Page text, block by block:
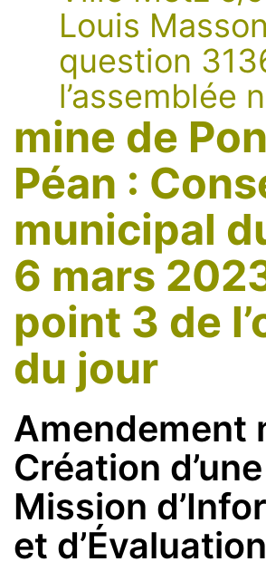
Louis
question
l’assemblée
mine de
Péan :
municipal
6 mars
point 3 de
du jour
Amendement
Création d’une
Mission
et